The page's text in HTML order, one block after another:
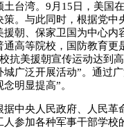
土台湾。9月15日，美国
策。与此同时，根据党
援朝、保家卫国为中心
通高等院校，国防教育更
抗美援朝宣传运动达到
城广泛开展活动”。通过
明显提高”。
据中央人民政府、人民革
人参加各种军事干部学